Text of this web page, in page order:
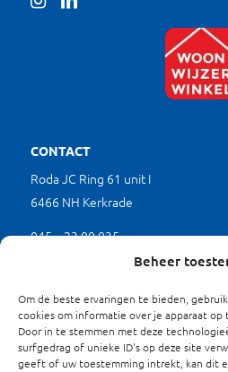
Beheer
Om de beste ervaringen te bieden,
cookies om informatie over je apparaat op
Door in te stemmen met deze
surfgedrag of unieke ID's op deze site
geeft of uw toestemming intrekt, kan dit
CONTACT
Roda JC Ring 61 unit I
6466 NH Kerkrade
045 – 23 00 035
(werkdagen tussen 9.00 en 17.00
mkb@limburgverduurzaamt.nl
SITEMAP
Waarom Verduurzamen?